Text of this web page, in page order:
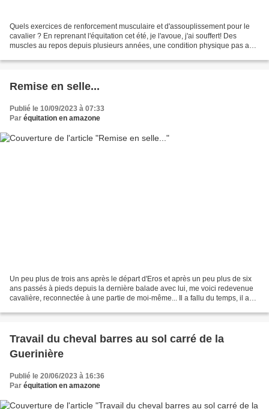
Quels exercices de renforcement musculaire et d'assouplissement pour le
cavalier ? En reprenant l'équitation cet été, je l'avoue, j'ai souffert! Des
muscles au repos depuis plusieurs années, une condition physique pas au
Remise en selle...
Publié le 10/09/2023 à 07:33
Par équitation en amazone
Un peu plus de trois ans après le départ d'Eros et après un peu plus de six
ans passés à pieds depuis la dernière balade avec lui, me voici redevenue
cavalière, reconnectée à une partie de moi-même... Il a fallu du temps, il a
Travail du cheval barres au sol carré de la
Guerinière
Publié le 20/06/2023 à 16:36
Par équitation en amazone